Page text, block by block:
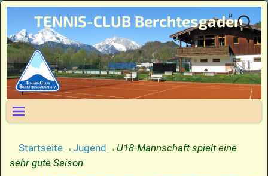
TENNIS-CLUB Berchtesgaden
Startseite→Jugend → U18-Mannschaft spielt eine
sehr gute Saison